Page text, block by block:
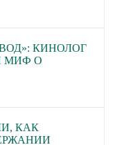
КИНОЛОГ
МИФ О
КАК